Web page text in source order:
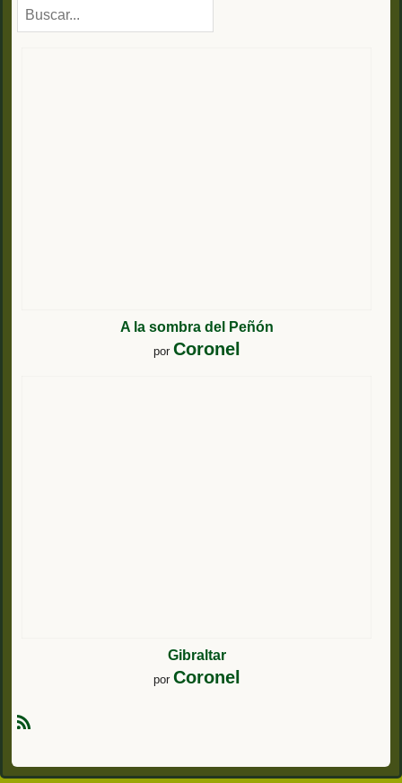
A la sombra del Peñón
por Coronel
Gibraltar
por Coronel
S